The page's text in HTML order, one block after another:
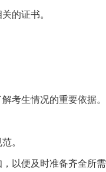
的证书。
考生情况的重要依据。
。
以便及时准备齐全所需